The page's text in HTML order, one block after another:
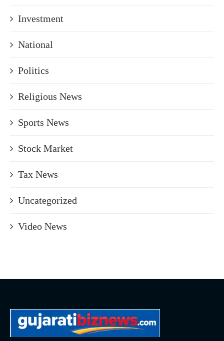
Investment
National
Politics
Religious News
Sports News
Stock Market
Tax News
Uncategorized
Video News